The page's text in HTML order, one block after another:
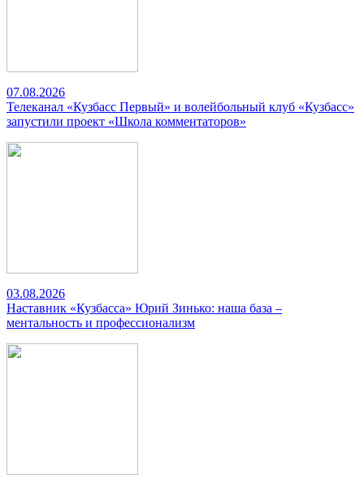
07.08.2026
Телеканал «Кузбасс Первый» и волейбольный клуб «Кузбасс»
запустили проект «Школа комментаторов»
03.08.2026
Наставник «Кузбасса» Юрий Зинько: наша база –
ментальность и профессионализм